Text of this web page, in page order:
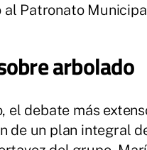
Patronato
arbolado
el debate más
de un plan integral